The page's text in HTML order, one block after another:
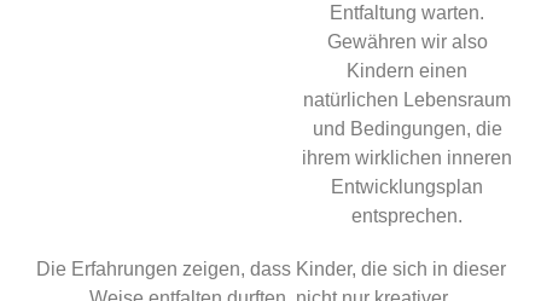
Entfaltung warten.
Gewähren wir also
Kindern einen
natürlichen Lebensraum
und Bedingungen, die
ihrem wirklichen inneren
Entwicklungsplan
entsprechen.
Die Erfahrungen zeigen, dass Kinder, die sich in dieser